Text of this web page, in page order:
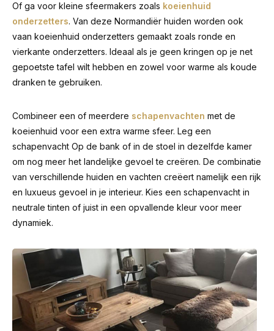
Of ga voor kleine sfeermakers zoals koeienhuid
onderzetters. Van deze Normandiër huiden worden ook
vaan koeienhuid onderzetters gemaakt zoals ronde en
vierkante onderzetters. Ideaal als je geen kringen op je net
gepoetste tafel wilt hebben en zowel voor warme als koude
dranken te gebruiken.
Combineer een of meerdere schapenvachten met de
koeienhuid voor een extra warme sfeer. Leg een
schapenvacht Op de bank of in de stoel in dezelfde kamer
om nog meer het landelijke gevoel te creëren. De combinatie
van verschillende huiden en vachten creëert namelijk een rijk
en luxueus gevoel in je interieur. Kies een schapenvacht in
neutrale tinten of juist in een opvallende kleur voor meer
dynamiek.